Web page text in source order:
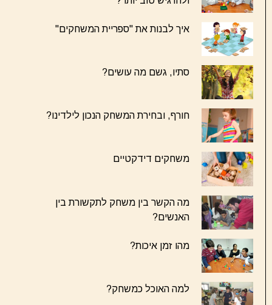
איך לבנות את "ספריית המשחקים"
סתיו, גשם מה עושים?
חורף, ובחירת המשחק הנכון לילדינו?
משחקים דידקטיים
מה הקשר בין משחק לתקשורת בין
האנשים?
מהו זמן איכות?
למה האוכל כמשחק?